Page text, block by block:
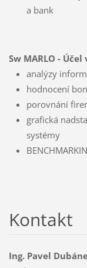
a bank
Sw MARLO -
analýzy
hodnocení
porovnání
grafická
systémy
Kontakt
Ing. Pavel